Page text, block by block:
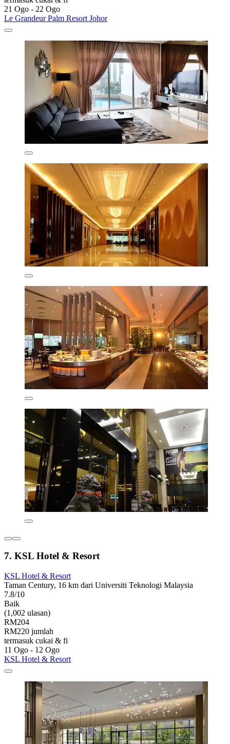
21 Ogo - 22 Ogo
Le Grandeur Palm Resort Johor
7. KSL Hotel & Resort
KSL Hotel & Resort
Taman Century, 16 km dari Universiti Teknologi Malaysia
7.8/10
Baik
(1,002 ulasan)
RM204
RM220 jumlah
termasuk cukai & fi
11 Ogo - 12 Ogo
KSL Hotel & Resort